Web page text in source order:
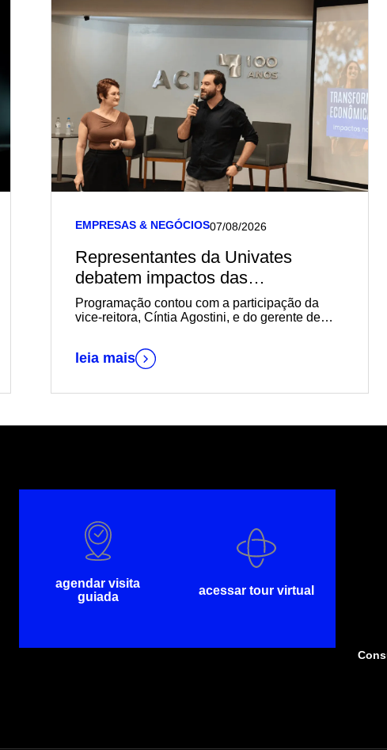
EMPRESAS & NEGÓCIOS07/08/2026
Representantes da Univates
debatem impactos das
transformações sociais,
econômicas e geracionais na
almoço da Acil
Programação contou com a participação da
vice-reitora, Cíntia Agostini, e do gerente de
instituição, Daniel Wallerius
leia mais
agendar visita
guiada
acessar tour virtual